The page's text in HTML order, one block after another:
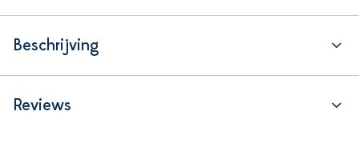
Beschrijving
Reviews